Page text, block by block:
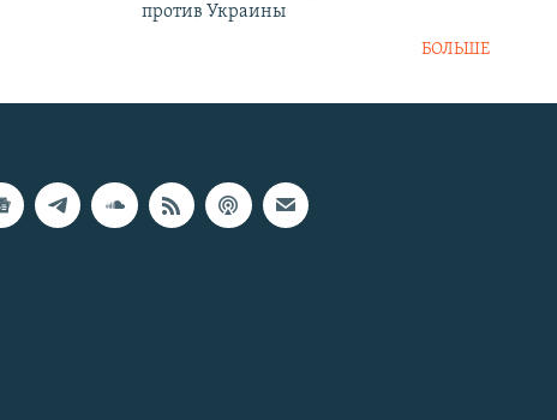
против Украины
БОЛЬШЕ